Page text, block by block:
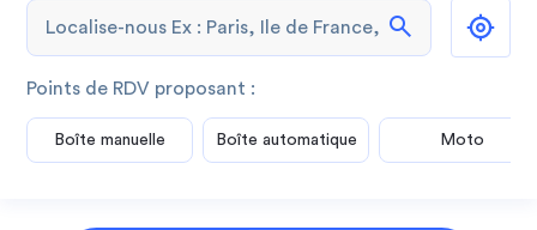
search
Points de RDV proposant :
Boîte manuelle Boîte automatique Moto